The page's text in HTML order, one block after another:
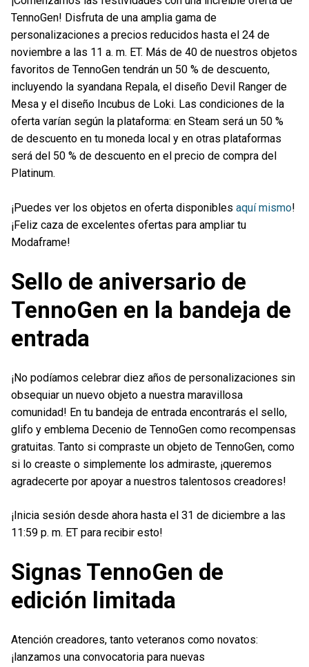
TennoGen! Disfruta de una amplia gama de
personalizaciones a precios reducidos hasta el 24 de
noviembre a las 11 a. m. ET. Más de 40 de nuestros objetos
favoritos de TennoGen tendrán un 50 % de descuento,
incluyendo la syandana Repala, el diseño Devil Ranger de
Mesa y el diseño Incubus de Loki. Las condiciones de la
oferta varían según la plataforma: en Steam será un 50 %
de descuento en tu moneda local y en otras plataformas
será del 50 % de descuento en el precio de compra del
Platinum.
¡Puedes ver los objetos en oferta disponibles aquí mismo!
¡Feliz caza de excelentes ofertas para ampliar tu
Modaframe!
Sello de aniversario de
TennoGen en la bandeja de
entrada
¡No podíamos celebrar diez años de personalizaciones sin
obsequiar un nuevo objeto a nuestra maravillosa
comunidad! En tu bandeja de entrada encontrarás el sello,
glifo y emblema Decenio de TennoGen como recompensas
gratuitas. Tanto si compraste un objeto de TennoGen, como
si lo creaste o simplemente los admiraste, ¡queremos
agradecerte por apoyar a nuestros talentosos creadores!
¡Inicia sesión desde ahora hasta el 31 de diciembre a las
11:59 p. m. ET para recibir esto!
Signas TennoGen de
edición limitada
Atención creadores, tanto veteranos como novatos:
¡lanzamos una convocatoria para nuevas